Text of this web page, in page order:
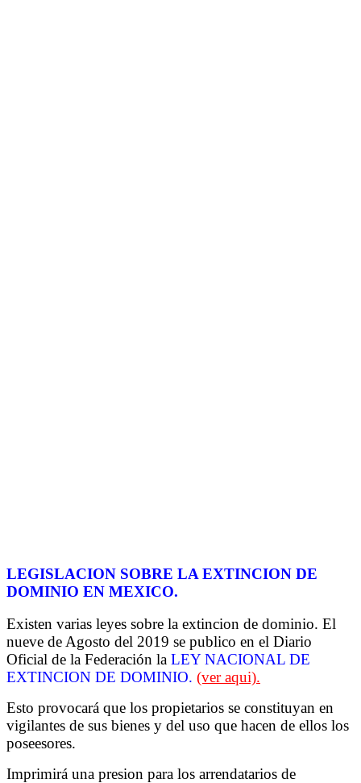
LEGISLACION SOBRE LA EXTINCION DE
DOMINIO EN MEXICO.
Existen varias leyes sobre la extincion de dominio. El
nueve de Agosto del 2019 se publico en el Diario
Oficial de la Federación la LEY NACIONAL DE
EXTINCION DE DOMINIO. (ver aqui).
Esto provocará que los propietarios se constituyan en
vigilantes de sus bienes y del uso que hacen de ellos los
poseesores.
Imprimirá una presion para los arrendatarios de